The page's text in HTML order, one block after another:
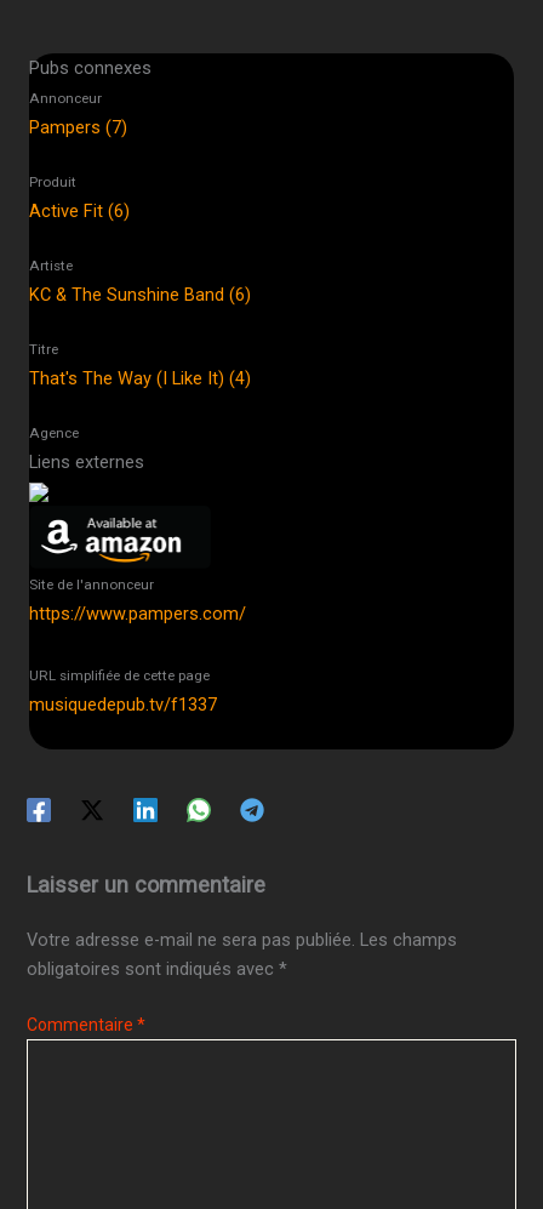
Pubs connexes
Annonceur
Pampers (7)
Produit
Active Fit (6)
Artiste
KC & The Sunshine Band (6)
Titre
That's The Way (I Like It) (4)
Agence
Liens externes
Site de l'annonceur
https://www.pampers.com/
URL simplifiée de cette page
musiquedepub.tv/f1337
Laisser un commentaire
Votre adresse e-mail ne sera pas publiée. Les champs
obligatoires sont indiqués avec*
Commentaire*